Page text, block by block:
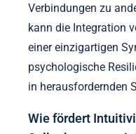
Verbindungen zu
kann die Integration
einer einzigartigen
psychologische
in herausfordernden
Wie fördert